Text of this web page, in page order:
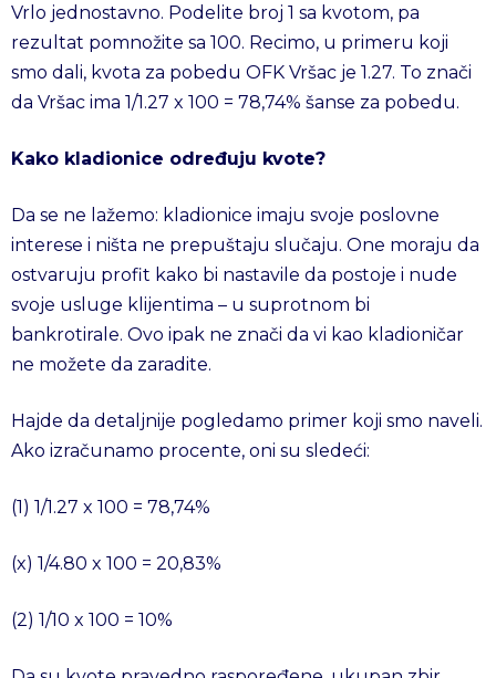
Vrlo jednostavno. Podelite broj 1 sa kvotom, pa
rezultat pomnožite sa 100. Recimo, u primeru koji
smo dali, kvota za pobedu OFK Vršac je 1.27. To znači
da Vršac ima 1/1.27 x 100 = 78,74% šanse za pobedu.
Kako kladionice određuju kvote?
Da se ne lažemo: kladionice imaju svoje poslovne
interese i ništa ne prepuštaju slučaju. One moraju da
ostvaruju profit kako bi nastavile da postoje i nude
svoje usluge klijentima – u suprotnom bi
bankrotirale. Ovo ipak ne znači da vi kao kladioničar
ne možete da zaradite.
Hajde da detaljnije pogledamo primer koji smo naveli.
Ako izračunamo procente, oni su sledeći:
(1) 1/1.27 x 100 = 78,74%
(x) 1/4.80 x 100 = 20,83%
(2) 1/10 x 100 = 10%